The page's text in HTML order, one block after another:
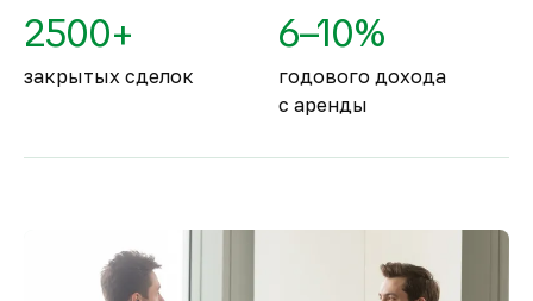
2500+
закрытых сделок
6–10%
годового дохода
с аренды